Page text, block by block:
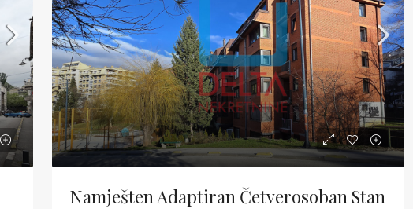
Namješten Adaptiran Četverosoban Stan